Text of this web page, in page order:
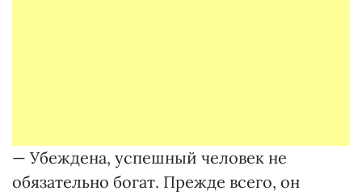
— Убеждена, успешный человек не
обязательно богат. Прежде всего, он